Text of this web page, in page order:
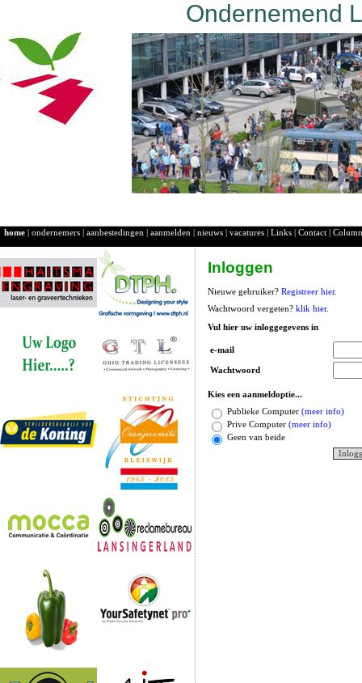
Ondernemend
home ondernemers aanbestedingen aanmelden nieuws vacatures Links Contact Column
Inloggen
Nieuwe gebruiker? Registreer hier.
Wachtwoord vergeten? klik hier.
Vul hier uw inloggegevens in
e-mail
Wachtwoord
Kies een aanmeldoptie...
Publieke Computer (meer info)
Prive Computer (meer info)
Geen van beide